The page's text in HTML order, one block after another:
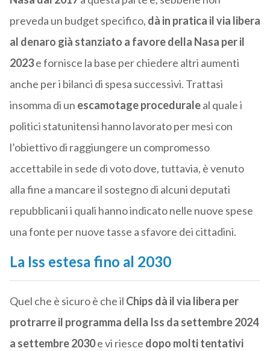
preveda un budget specifico, dà in pratica il via libera
al denaro già stanziato a favore della Nasa per il
2023e fornisce la base per chiedere altri aumenti
anche per i bilanci di spesa successivi. Trattasi
insomma di un escamotage proceduraleal quale i
politici statunitensi hanno lavorato per mesi con
l’obiettivo di raggiungere un compromesso
accettabile in sede di voto dove, tuttavia, è venuto
alla fine a mancare il sostegno di alcuni deputati
repubblicani i quali hanno indicato nelle nuove spese
una fonte per nuove tasse a sfavore dei cittadini.
La Iss estesa fino al 2030
Quel che è sicuro è che il Chips dà il via libera per
protrarre il programma della Iss da settembre 2024
a settembre 2030e vi riesce dopo molti tentativi